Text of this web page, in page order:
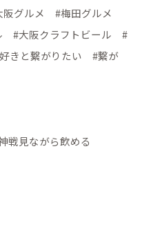
グルメ #梅田グルメ
#大阪クラフトビール #
きと繋がりたい #繋が
戦見ながら飲める